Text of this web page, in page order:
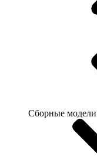
Сборные модели